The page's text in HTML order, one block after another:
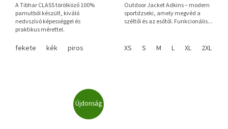
A Tibhar CLASS törölköző 100%
pamutból készült, kiváló
nedvszívó képességgel és
praktikus mérettel.
fekete kék piros
Outdoor Jacket Adkins – modern
sportdzseki, amely megvéd a
széltől és az esőtől. Funkcionális...
XS S M L XL 2XL
Újdonság